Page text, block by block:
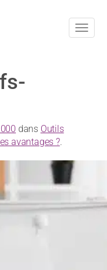
dans Outils
avantages ?.